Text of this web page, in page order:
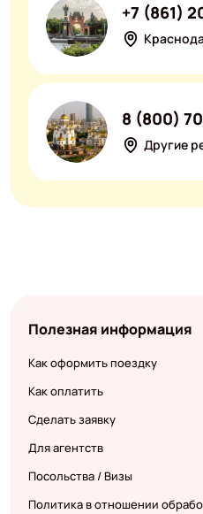
+7 (861)
Другие
8 (800)
Полезная информация
Как оформить поездку
Как оплатить
Сделать заявку
Для агентств
Посольства / Визы
Политика в отношении